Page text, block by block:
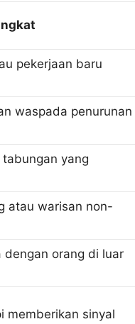
pekerjaan baru
waspada penurunan
tabungan yang
atau warisan non-
dengan orang di luar
memberikan sinyal